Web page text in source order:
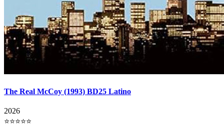
The Real McCoy (1993) BD25 Latino
2026
⭐⭐⭐⭐⭐